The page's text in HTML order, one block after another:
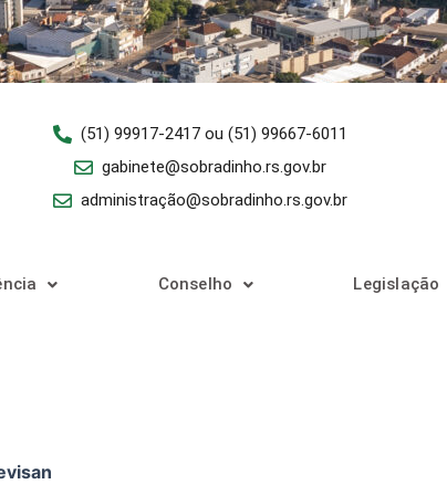
(51) 99917-2417 ou (51) 99667-6011
gabinete@sobradinho.rs.gov.br
administração@sobradinho.rs.gov.br
Conselho Legislação